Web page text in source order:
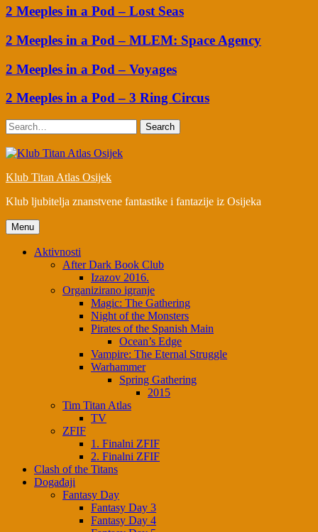
2 Meeples in a Pod – Lost Seas
2 Meeples in a Pod – MLEM: Space Agency
2 Meeples in a Pod – Voyages
2 Meeples in a Pod – 3 Ring Circus
Search
Klub Titan Atlas Osijek
Klub ljubitelja znanstvene fantastike i fantazije iz Osijeka
Menu
Aktivnosti
After Dark Book Club
Izazov 2016.
Organizirano igranje
Magic: The Gathering
Night of the Monsters
Pirates of the Spanish Main
Ocean’s Edge
Vampire: The Eternal Struggle
Warhammer
Spring Gathering
2015
Tim Titan Atlas
TV
ZFIF
1. Finalni ZFIF
2. Finalni ZFIF
Clash of the Titans
Događaji
Fantasy Day
Fantasy Day 3
Fantasy Day 4